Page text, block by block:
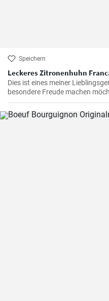
Speichern
Leckeres Zitronenhuhn
Dies ist eines meiner
besondere Freude machen
Hähnchen, mariniert in
zitronigen Sauce, ist immer
wenn Sie dieses schmackhafte
haben, werden Sie es in Ihre